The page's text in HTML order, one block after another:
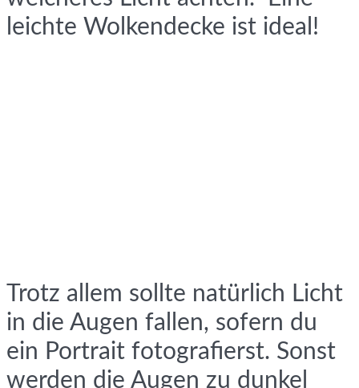
leichte Wolkendecke ist ideal!
Trotz allem sollte natürlich Licht
in die Augen fallen, sofern du
ein Portrait fotografierst. Sonst
werden die Augen zu dunkel